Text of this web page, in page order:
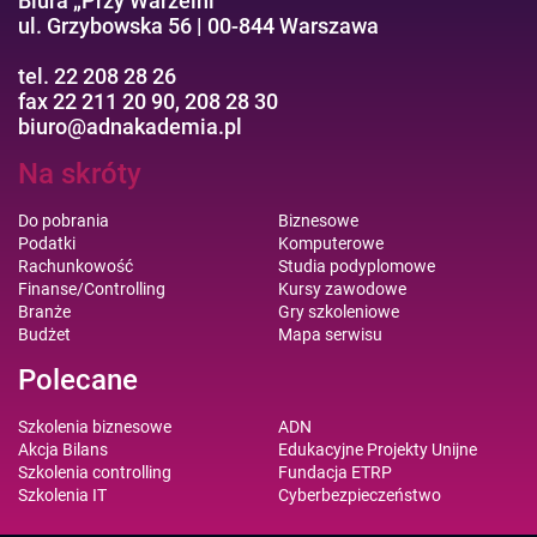
ul. Grzybowska 56 | 00-844 Warszawa
tel. 22 208 28 26
fax 22 211 20 90, 208 28 30
biuro@adnakademia.pl
Na skróty
Do pobrania
Podatki
Rachunkowość
Finanse/Controlling
Branże
Budżet
Biznesowe
Komputerowe
Studia podyplomowe
Kursy zawodowe
Gry szkoleniowe
Mapa serwisu
Polecane
Szkolenia biznesowe
Akcja Bilans
Szkolenia controlling
Szkolenia IT
ADN
Edukacyjne Projekty Unijne
Fundacja ETRP
Cyberbezpieczeństwo